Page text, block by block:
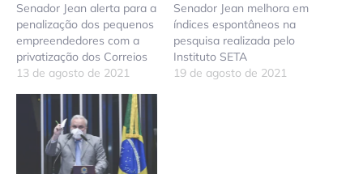
Senador Jean alerta para a
penalização dos pequenos
empreendedores com a
privatização dos Correios
13 de agosto de 2021
Senador Jean melhora em
índices espontâneos na
pesquisa realizada pelo
Instituto SETA
19 de agosto de 2021